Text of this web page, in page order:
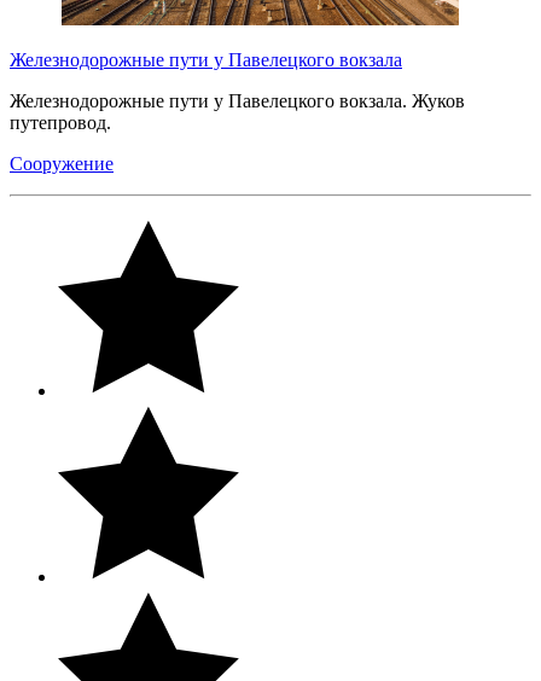
Железнодорожные пути у Павелецкого вокзала
Железнодорожные пути у Павелецкого вокзала. Жуков
путепровод.
Сооружение